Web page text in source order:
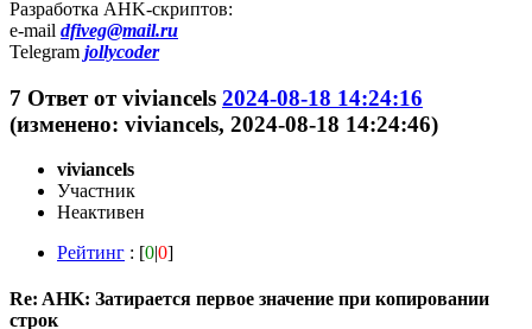
Разработка AHK-скриптов:
e-mail dfiveg@mail.ru
Telegram jollycoder
7 Ответ отviviancels 2024-08-18 14:24:16
(изменено: viviancels, 2024-08-18 14:24:46)
viviancels
Участник
Неактивен
Рейтинг : [0|0]
Re: AHK: Затирается первое значение при копировании
строк